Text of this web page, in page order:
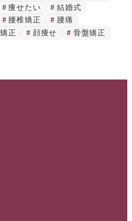
痩せたい
結婚式
腰椎矯正
腰痛
正 顔痩せ 骨盤矯正